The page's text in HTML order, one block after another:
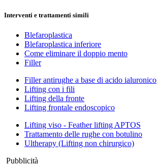
Interventi e trattamenti simili
Blefaroplastica
Blefaroplastica inferiore
Come eliminare il doppio mento
Filler
Filler antirughe a base di acido ialuronico
Lifting con i fili
Lifting della fronte
Lifting frontale endoscopico
Lifting viso - Feather lifting APTOS
Trattamento delle rughe con botulino
Ultherapy (Lifting non chirurgico)
Pubblicità